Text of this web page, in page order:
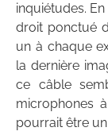
inquiétudes.
droit ponctué
un à chaque
la dernière
ce câble
microphones
pourrait être un